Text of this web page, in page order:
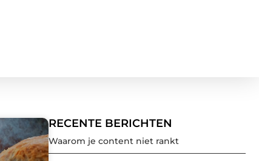
RECENTE BERICHTEN
Waarom je content niet rankt